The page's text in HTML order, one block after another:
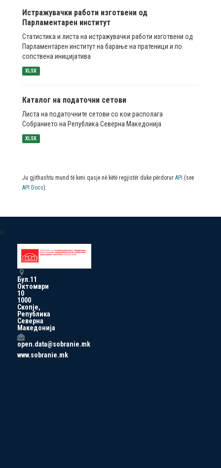
Истражувачки работи изготвени од
Парламентарен институт
Статистика и листа на истражувачки работи изготвени од
Парламентарен институт на барање на пратеници и по
сопствена иницијатива
XLSX
Каталог на податочни сетови
Листа на податочните сетови со кои располага
Собранието на Република Северна Македонија
XLSX
Ju gjithashtu mund të keni qasje në këtë regjistër duke përdorur API (see
API Docs).
a
Бул.11
Октомври
10
1000
Скопје,
Република
Северна
Македонија
open.data@sobranie.mk
www.sobranie.mk